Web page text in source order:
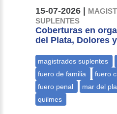
15-07-2026 |
SUPLENTES
Coberturas en
del Plata, Dolores